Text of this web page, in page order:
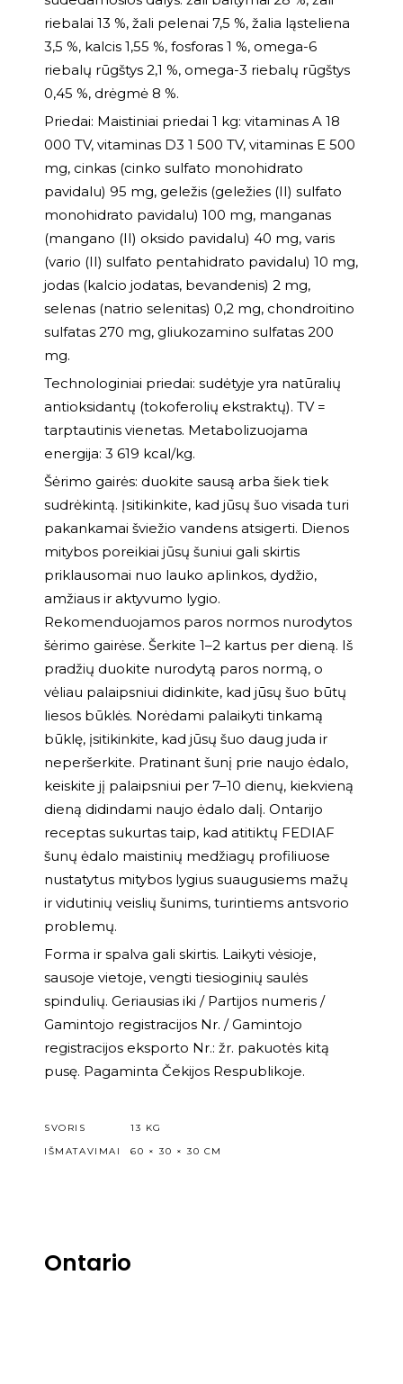
riebalai 13 %, žali pelenai 7,5 %, žalia ląsteliena
3,5 %, kalcis 1,55 %, fosforas 1 %, omega-6
riebalų rūgštys 2,1 %, omega-3 riebalų rūgštys
0,45 %, drėgmė 8 %.
Priedai: Maistiniai priedai 1 kg: vitaminas A 18
000 TV, vitaminas D3 1 500 TV, vitaminas E 500
mg, cinkas (cinko sulfato monohidrato
pavidalu) 95 mg, geležis (geležies (II) sulfato
monohidrato pavidalu) 100 mg, manganas
(mangano (II) oksido pavidalu) 40 mg, varis
(vario (II) sulfato pentahidrato pavidalu) 10 mg,
jodas (kalcio jodatas, bevandenis) 2 mg,
selenas (natrio selenitas) 0,2 mg, chondroitino
sulfatas 270 mg, gliukozamino sulfatas 200
mg.
Technologiniai priedai: sudėtyje yra natūralių
antioksidantų (tokoferolių ekstraktų). TV =
tarptautinis vienetas. Metabolizuojama
energija: 3 619 kcal/kg.
Šėrimo gairės: duokite sausą arba šiek tiek
sudrėkintą. Įsitikinkite, kad jūsų šuo visada turi
pakankamai šviežio vandens atsigerti. Dienos
mitybos poreikiai jūsų šuniui gali skirtis
priklausomai nuo lauko aplinkos, dydžio,
amžiaus ir aktyvumo lygio.
Rekomenduojamos paros normos nurodytos
šėrimo gairėse. Šerkite 1–2 kartus per dieną. Iš
pradžių duokite nurodytą paros normą, o
vėliau palaipsniui didinkite, kad jūsų šuo būtų
liesos būklės. Norėdami palaikyti tinkamą
būklę, įsitikinkite, kad jūsų šuo daug juda ir
neperšerkite. Pratinant šunį prie naujo ėdalo,
keiskite jį palaipsniui per 7–10 dienų, kiekvieną
dieną didindami naujo ėdalo dalį. Ontarijo
receptas sukurtas taip, kad atitiktų FEDIAF
šunų ėdalo maistinių medžiagų profiliuose
nustatytus mitybos lygius suaugusiems mažų
ir vidutinių veislių šunims, turintiems antsvorio
problemų.
Forma ir spalva gali skirtis. Laikyti vėsioje,
sausoje vietoje, vengti tiesioginių saulės
spindulių. Geriausias iki / Partijos numeris /
Gamintojo registracijos Nr. / Gamintojo
registracijos eksporto Nr.: žr. pakuotės kitą
pusę. Pagaminta Čekijos Respublikoje.
SVORIS
13 KG
IŠMATAVIMAI
60 × 30 × 30 CM
Ontario